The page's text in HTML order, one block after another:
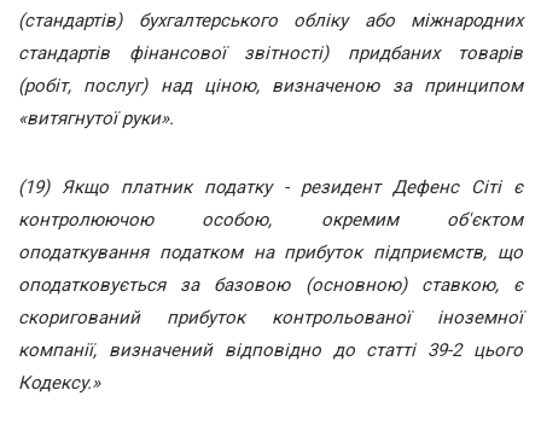
(стандартів) бухгалтерського обліку або міжнародних
стандартів фінансової звітності) придбаних товарів
(робіт, послуг) над ціною, визначеною за принципом
«витягнутої руки».
(19) Якщо платник податку - резидент Дефенс Сіті є
контролюючою особою, окремим об'єктом
оподаткування податком на прибуток підприємств, що
оподатковується за базовою (основною) ставкою, є
скоригований прибуток контрольованої іноземної
компанії, визначений відповідно до статті 39-2 цього
Кодексу.»